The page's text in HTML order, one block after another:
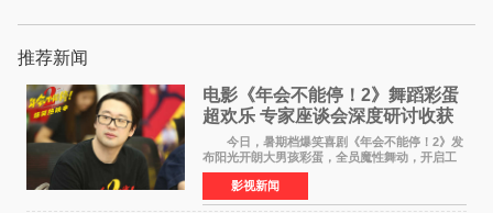
推荐新闻
电影《年会不能停！2》舞蹈彩蛋
超欢乐 专家座谈会深度研讨收获
满满
今日，暑期档爆笑喜剧《年会不能停！2》发
布阳光开朗大男孩彩蛋，全员魔性舞动，开启工
位狂欢模式。影片于昨日同步举办专家座谈会，
导演董润年、总制片人应萝佳出席现场，与一众
业内、学界专家
影视新闻